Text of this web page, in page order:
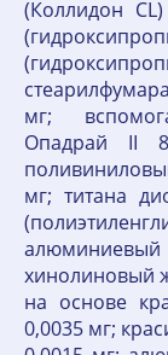
(Коллидон
мг;
Опадрай II
мг; титана
хинолиновый
на основе
0,0035 мг;